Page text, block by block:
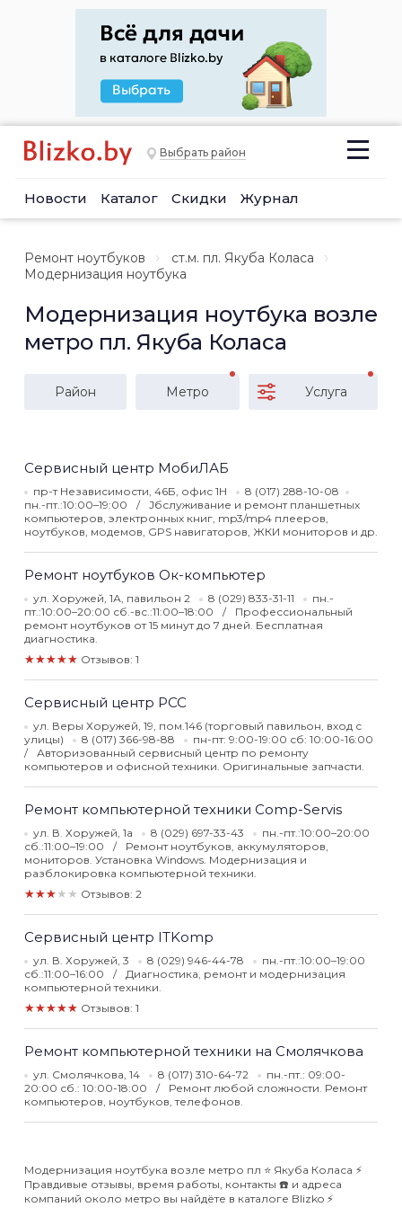
Выбрать район
Новости Каталог Скидки Журнал
Ремонт ноутбуков
ст.м. пл. Якуба Коласа
Модернизация ноутбука
Модернизация ноутбука возле
метро пл. Якуба Коласа
Район Метро Услуга
Сервисный центр МобиЛАБ
пр-т Независимости, 46Б, офис 1Н
8 (017) 288-10-08
пн.-пт.:10:00–19:00
Jбслуживание и ремонт планшетных
компьютеров, электронных книг, mp3/mp4 плееров,
ноутбуков, модемов, GPS навигаторов, ЖКИ мониторов и др.
Ремонт ноутбуков Ок-компьютер
ул. Хоружей, 1А, павильон 2 8 (029) 833-31-11
пн.-
пт.:10:00–20:00 сб.-вс.:11:00–18:00
Профессиональный
ремонт ноутбуков от 15 минут до 7 дней. Бесплатная
диагностика.
★★★★★ Отзывов: 1
Сервисный центр РСС
ул. Веры Хоружей, 19, пом.146 (торговый павильон, вход с
улицы)
8 (017) 366-98-88
пн-пт: 9:00-19:00 сб: 10:00-16:00
Авторизованный сервисный центр по ремонту
компьютеров и офисной техники. Оригинальные запчасти.
Ремонт компьютерной техники Comp-Servis
ул. В. Хоружей, 1а 8 (029) 697-33-43
пн.-пт.:10:00–20:00
сб.:11:00–19:00
Ремонт ноутбуков, аккумуляторов,
мониторов. Установка Windows. Модернизация и
разблокировка компьютерной техники.
★★★★★ Отзывов: 2
Сервисный центр ITKomp
ул. В. Хоружей, 3 8 (029) 946-44-78
пн.-пт.:10:00–19:00
сб.:11:00–16:00
Диагностика, ремонт и модернизация
компьютерной техники.
★★★★★ Отзывов: 1
Ремонт компьютерной техники на Смолячкова
ул. Смолячкова, 14 8 (017) 310-64-72
пн.-пт.: 09:00-
20:00 сб.: 10:00-18:00
Ремонт любой сложности. Ремонт
компьютеров, ноутбуков, телефонов.
Модернизация ноутбука возле метро пл ⭐️ Якуба Коласа ⚡️
Правдивые отзывы, время работы, контакты ☎️ и адреса
компаний около метро вы найдёте в каталоге Blizko ⚡️